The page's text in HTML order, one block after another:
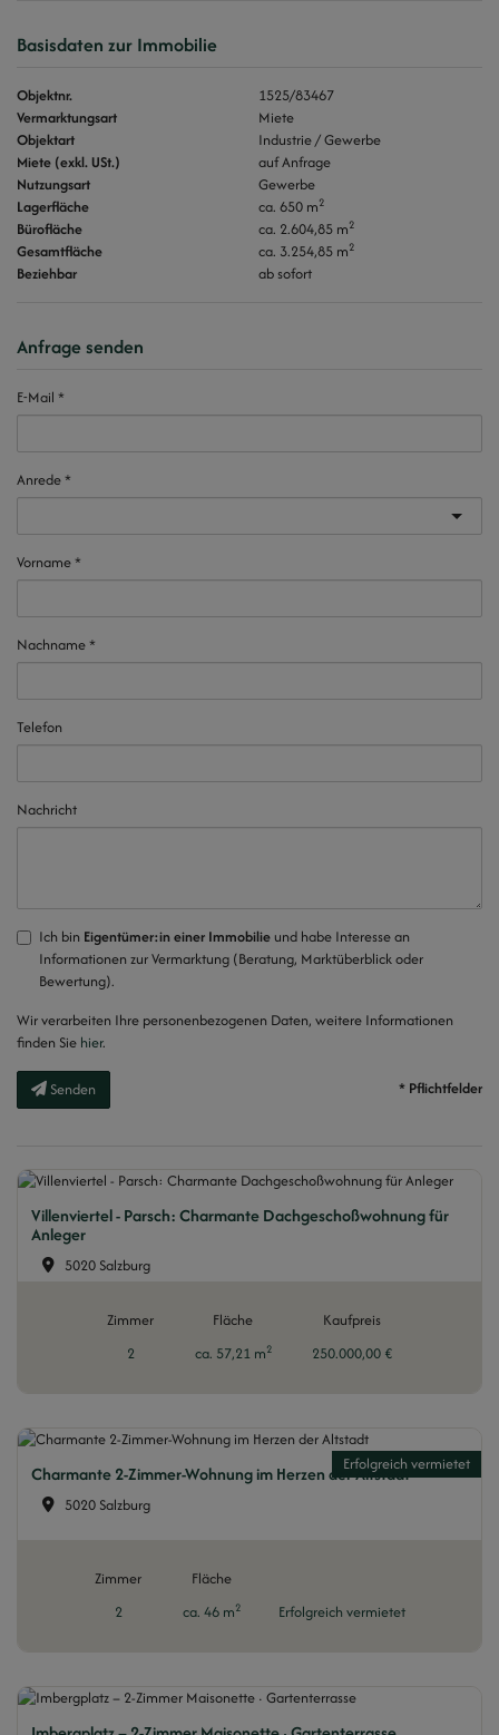
Basisdaten zur Immobilie
Objektnr.
1525/83467
Vermarktungsart
Miete
Objektart
Industrie / Gewerbe
Miete (exkl. USt.)
auf Anfrage
Nutzungsart
Gewerbe
Lagerfläche
ca. 650 m2
Bürofläche ca. 2.604,85 m2
Gesamtfläche ca. 3.254,85 m2
Beziehbar ab sofort
Anfrage senden
E-Mail
Anrede
Vorname
Nachname
Telefon
Nachricht
Ich bin Eigentümer:in einer Immobilie und habe Interesse an
Informationen zur Vermarktung (Beratung, Marktüberblick oder
Bewertung).
Wir verarbeiten Ihre personenbezogenen Daten, weitere Informationen
finden Sie hier.
Senden * Pflichtfelder
Villenviertel - Parsch: Charmante Dachgeschoßwohnung für
Anleger
5020 Salzburg
Zimmer
2
Fläche
ca. 57,21 m2
Kaufpreis
250.000,00 €
Erfolgreich vermietet
Charmante 2-Zimmer-Wohnung im Herzen der Altstadt
5020 Salzburg
Zimmer
2
Fläche
ca. 46 m2 Erfolgreich vermietet